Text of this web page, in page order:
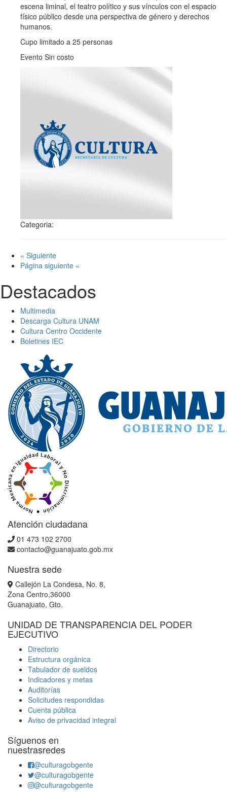
escena liminal, el teatro político y sus vínculos con el espacio
físico público desde una perspectiva de género y derechos
humanos.
Cupo limitado a 25 personas
Evento Sin costo
Categoria:
« Siguiente
Página siguiente »
Destacados
Multimedia
Descarga Cultura UNAM
Cultura Centro Occidente
Boletines IEC
Atención ciudadana
01 473 102 2700
contacto@guanajuato.gob.mx
Nuestra sede
Callejón La Condesa, No. 8,
Zona Centro,36000
Guanajuato, Gto.
UNIDAD DE TRANSPARENCIA DEL PODER
EJECUTIVO
Directorio
Estructura orgánica
Tabulador de sueldos
Indicadores y metas
Auditorías
Solicitudes respondidas
Cuenta pública
Aviso de privacidad integral
Síguenos en
nuestrasredes
@culturagobgente
@culturagobgente
@culturagobgente